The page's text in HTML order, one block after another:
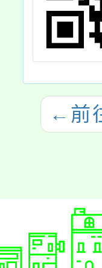
← 前